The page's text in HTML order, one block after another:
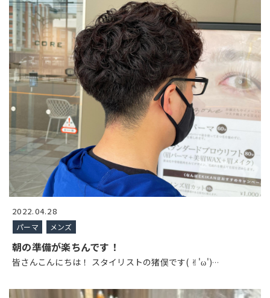
2022.04.28
パーマ メンズ
朝の準備が楽ちんです！
皆さんこんにちは！ スタイリストの猪俣です( ✌︎'ω')…